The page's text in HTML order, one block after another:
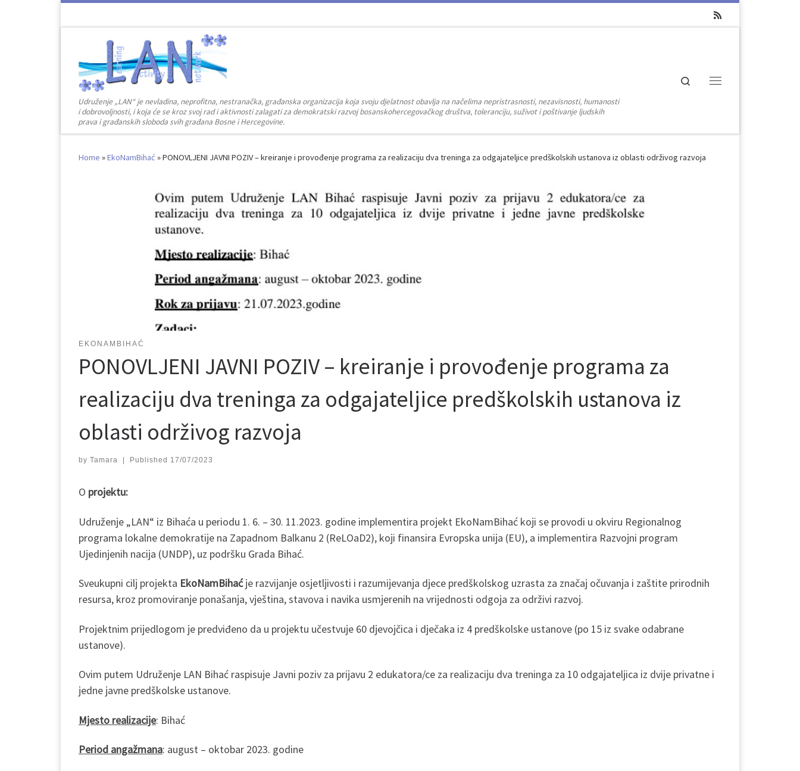
Udruženje „LAN“ je nevladina, neprofitna, nestranačka, građanska organizacija koja svoju djelatnost obavlja na načelima nepristrasnosti, nezavisnosti, humanosti
i dobrovoljnosti, i koja će se kroz svoj rad i aktivnosti zalagati za demokratski razvoj bosanskohercegovačkog društva, toleranciju, suživot i poštivanje ljudskih
prava i građanskih sloboda svih građana Bosne i Hercegovine.
Search
Home »EkoNamBihać »PONOVLJENI JAVNI POZIV – kreiranje i provođenje programa za realizaciju dva treninga za odgajateljice predškolskih ustanova iz oblasti održivog razvoja
EKONAMBIHAĆ
PONOVLJENI JAVNI POZIV – kreiranje i provođenje programa za
realizaciju dva treninga za odgajateljice predškolskih ustanova iz
oblasti održivog razvoja
by Tamara Published 17/07/2023
O projektu:
Udruženje „LAN“ iz Bihaća u periodu 1. 6. – 30. 11.2023. godine implementira projekt EkoNamBihać koji se provodi u okviru Regionalnog
programa lokalne demokratije na Zapadnom Balkanu 2 (ReLOaD2), koji finansira Evropska unija (EU), a implementira Razvojni program
Ujedinjenih nacija (UNDP), uz podršku Grada Bihać.
Sveukupni cilj projekta EkoNamBihaćje razvijanje osjetljivosti i razumijevanja djece predškolskog uzrasta za značaj očuvanja i zaštite prirodnih
resursa, kroz promoviranje ponašanja, vještina, stavova i navika usmjerenih na vrijednosti odgoja za održivi razvoj.
Projektnim prijedlogom je predviđeno da u projektu učestvuje 60 djevojčica i dječaka iz 4 predškolske ustanove (po 15 iz svake odabrane
ustanove).
Ovim putem Udruženje LAN Bihać raspisuje Javni poziv za prijavu 2 edukatora/ce za realizaciju dva treninga za 10 odgajateljica iz dvije privatne i
jedne javne predškolske ustanove.
Mjesto realizacije: Bihać
Period angažmana: august – oktobar 2023. godine